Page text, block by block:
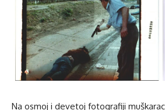
Na osmoj i devetoj fotografiji